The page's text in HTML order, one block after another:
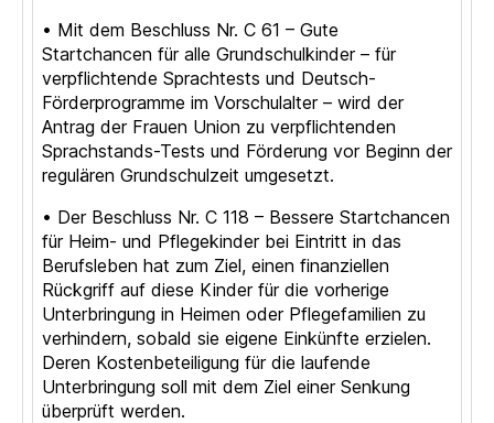
• Mit dem Beschluss Nr. C 61 – Gute
Startchancen für alle Grundschulkinder – für
verpflichtende Sprachtests und Deutsch-
Förderprogramme im Vorschulalter – wird der
Antrag der Frauen Union zu verpflichtenden
Sprachstands-Tests und Förderung vor Beginn der
regulären Grundschulzeit umgesetzt.
• Der Beschluss Nr. C 118 – Bessere Startchancen
für Heim- und Pflegekinder bei Eintritt in das
Berufsleben hat zum Ziel, einen finanziellen
Rückgriff auf diese Kinder für die vorherige
Unterbringung in Heimen oder Pflegefamilien zu
verhindern, sobald sie eigene Einkünfte erzielen.
Deren Kostenbeteiligung für die laufende
Unterbringung soll mit dem Ziel einer Senkung
überprüft werden.